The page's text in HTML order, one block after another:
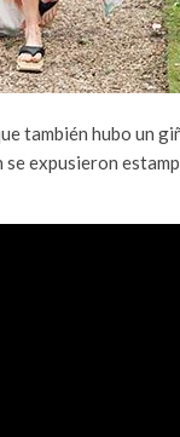
también hubo un
expusieron